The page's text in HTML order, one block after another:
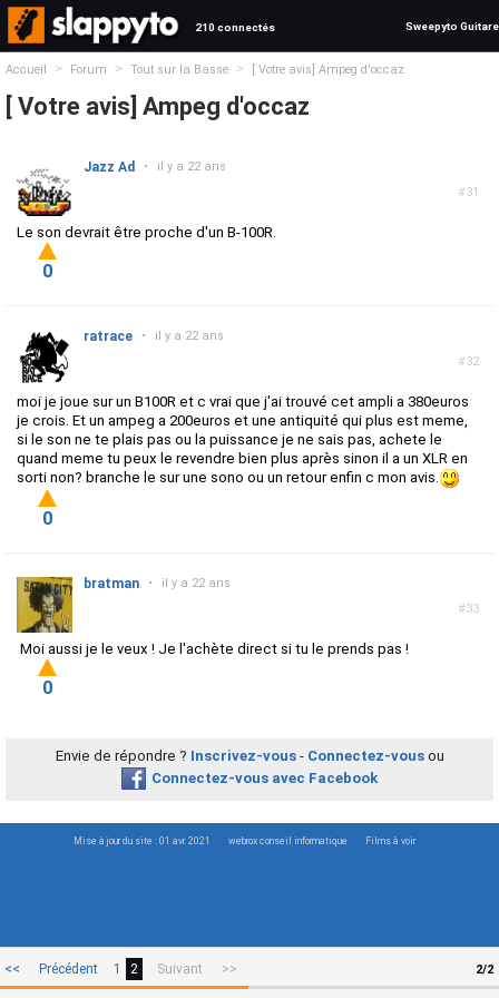
210 connectés Sweepyto Guitare
Accueil > Forum > Tout sur la Basse > [ Votre avis] Ampeg d'occaz
[ Votre avis] Ampeg d'occaz
#31
Jazz Ad • il y a 22 ans
Le son devrait être proche d'un B-100R.
0
#32
ratrace • il y a 22 ans
moi je joue sur un B100R et c vrai que j'ai trouvé cet ampli a 380euros
je crois. Et un ampeg a 200euros et une antiquité qui plus est meme,
si le son ne te plais pas ou la puissance je ne sais pas, achete le
quand meme tu peux le revendre bien plus après sinon il a un XLR en
sorti non? branche le sur une sono ou un retour enfin c mon avis.
0
#33
bratman • il y a 22 ans
Moi aussi je le veux ! Je l'achète direct si tu le prends pas !
0
2/2
<< Précédent 1 2 Suivant >>
Envie de répondre ? Inscrivez-vous- Connectez-vousou
Connectez-vous avec Facebook
Mise à jour du site : 01 avr. 2021 webrox conseil informatique Films à voir